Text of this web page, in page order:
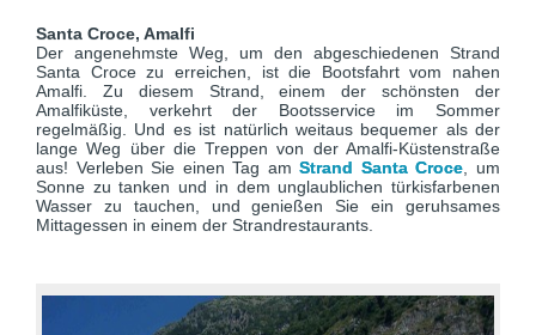
Santa Croce, Amalfi
Der angenehmste Weg, um den abgeschiedenen Strand
Santa Croce zu erreichen, ist die Bootsfahrt vom nahen
Amalfi. Zu diesem Strand, einem der schönsten der
Amalfiküste, verkehrt der Bootsservice im Sommer
regelmäßig. Und es ist natürlich weitaus bequemer als der
lange Weg über die Treppen von der Amalfi-Küstenstraße
aus! Verleben Sie einen Tag amStrand Santa Croce , um
Sonne zu tanken und in dem unglaublichen türkisfarbenen
Wasser zu tauchen, und genießen Sie ein geruhsames
Mittagessen in einem der Strandrestaurants.